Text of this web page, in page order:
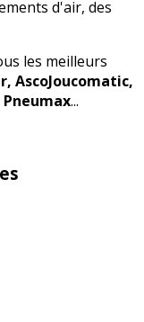
d'air, des
les meilleurs
AscoJoucomatic,
Pneumax...